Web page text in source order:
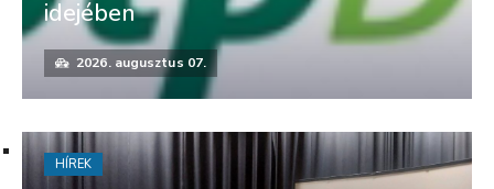
idejében
2026. augusztus 07.
HÍREK